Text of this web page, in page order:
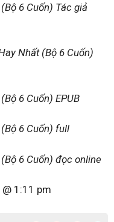
6 Cuốn) Tác giả
Nhất (Bộ 6 Cuốn)
6 Cuốn) EPUB
6 Cuốn) full
6 Cuốn) đọc online
1:11 pm